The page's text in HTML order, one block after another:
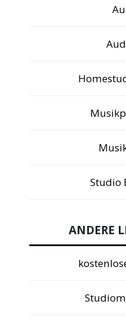
Studio
ANDERE